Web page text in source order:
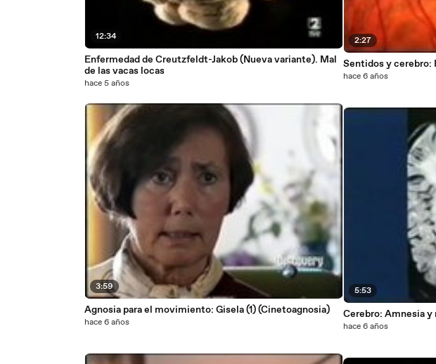
12:34
Enfermedad de Creutzfeldt-Jakob (Nueva variante). Mal
de las vacas locas
hace 5 años
3:59
Agnosia para el movimiento: Gisela (1) (Cinetoagnosia)
hace 6 años
2:27
Sentidos y cerebro:
hace 6 años
5:53
Cerebro: Amnesia y
hace 6 años